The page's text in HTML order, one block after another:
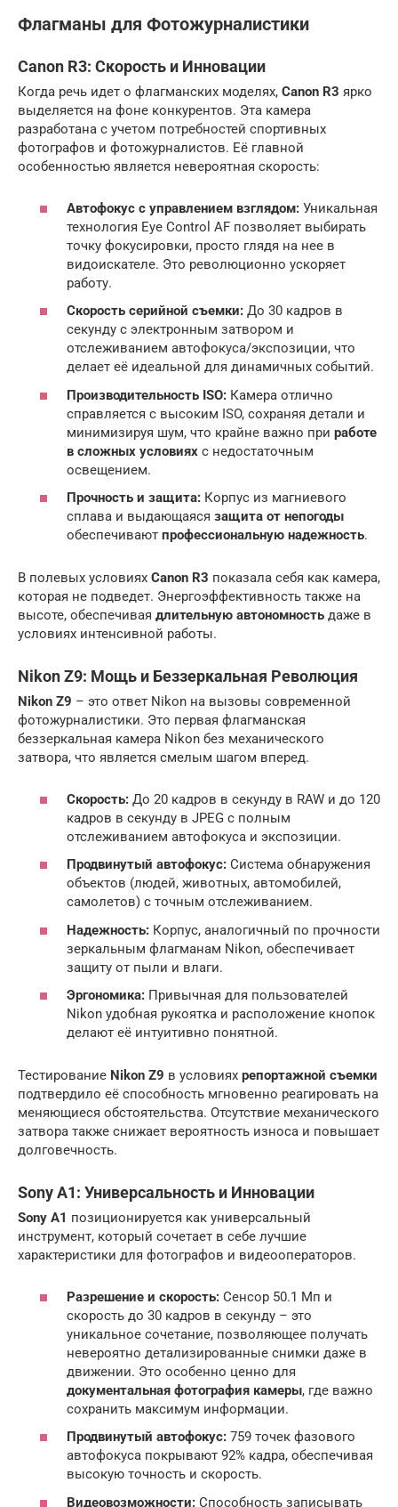
Флагманы для Фотожурналистики
Canon R3: Скорость и Инновации
Когда речь идет о флагманских моделях, Canon R3 ярко
выделяется на фоне конкурентов. Эта камера
разработана с учетом потребностей спортивных
фотографов и фотожурналистов. Её главной
особенностью является невероятная скорость:
Автофокус с управлением взглядом: Уникальная
технология Eye Control AF позволяет выбирать
точку фокусировки, просто глядя на нее в
видоискателе. Это революционно ускоряет
работу.
Скорость серийной съемки: До 30 кадров в
секунду с электронным затвором и
отслеживанием автофокуса/экспозиции, что
делает её идеальной для динамичных событий.
Производительность ISO: Камера отлично
справляется с высоким ISO, сохраняя детали и
минимизируя шум, что крайне важно при работе
в сложных условиях с недостаточным
освещением.
Прочность и защита: Корпус из магниевого
сплава и выдающаяся защита от непогоды
обеспечивают профессиональную надежность.
В полевых условиях Canon R3 показала себя как камера,
которая не подведет. Энергоэффективность также на
высоте, обеспечивая длительную автономность даже в
условиях интенсивной работы.
Nikon Z9: Мощь и Беззеркальная Революция
Nikon Z9 – это ответ Nikon на вызовы современной
фотожурналистики. Это первая флагманская
беззеркальная камера Nikon без механического
затвора, что является смелым шагом вперед.
Скорость: До 20 кадров в секунду в RAW и до 120
кадров в секунду в JPEG с полным
отслеживанием автофокуса и экспозиции.
Продвинутый автофокус: Система обнаружения
объектов (людей, животных, автомобилей,
самолетов) с точным отслеживанием.
Надежность: Корпус, аналогичный по прочности
зеркальным флагманам Nikon, обеспечивает
защиту от пыли и влаги.
Эргономика: Привычная для пользователей
Nikon удобная рукоятка и расположение кнопок
делают её интуитивно понятной.
Тестирование Nikon Z9 в условиях репортажной съемки
подтвердило её способность мгновенно реагировать на
меняющиеся обстоятельства. Отсутствие механического
затвора также снижает вероятность износа и повышает
долговечность.
Sony A1: Универсальность и Инновации
Sony A1 позиционируется как универсальный
инструмент, который сочетает в себе лучшие
характеристики для фотографов и видеооператоров.
Разрешение и скорость: Сенсор 50.1 Мп и
скорость до 30 кадров в секунду – это
уникальное сочетание, позволяющее получать
невероятно детализированные снимки даже в
движении. Это особенно ценно для
документальная фотография камеры, где важно
сохранить максимум информации.
Продвинутый автофокус: 759 точек фазового
автофокуса покрывают 92% кадра, обеспечивая
высокую точность и скорость.
Видеовозможности: Способность записывать